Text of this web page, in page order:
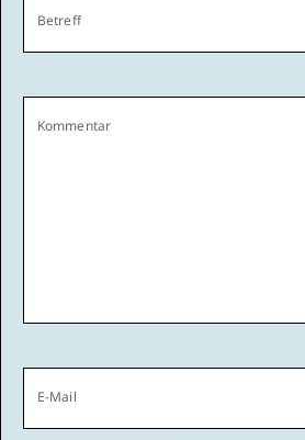
Betreff
Kommentar
E-Mail